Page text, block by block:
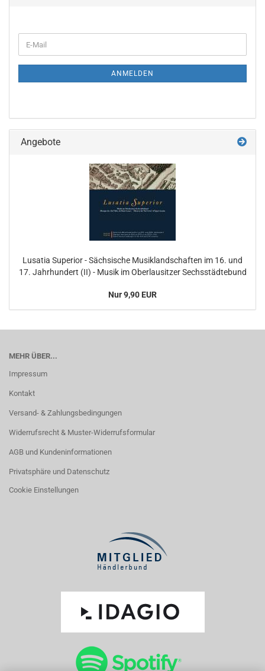
ZUR
E-
Mail
ANMELDEN
Angebote
Lusatia Superior - Sächsische Musiklandschaften im 16. und
17. Jahrhundert (II) - Musik im Oberlausitzer Sechsstädtebund
Nur 9,90 EUR
MEHR ÜBER...
Impressum
Kontakt
Versand- & Zahlungsbedingungen
Widerrufsrecht & Muster-Widerrufsformular
AGB und Kundeninformationen
Privatsphäre und Datenschutz
Cookie Einstellungen